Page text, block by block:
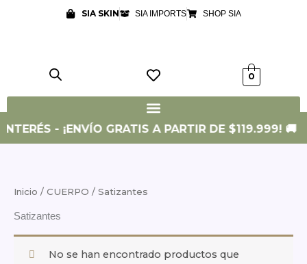
SIA SKIN SIA IMPORTS SHOP SIA
0
- ¡ENVÍO GRATIS A PARTIR DE $119.999! 🚚
Inicio / CUERPO / Satizantes
Satizantes
No se han encontrado productos que